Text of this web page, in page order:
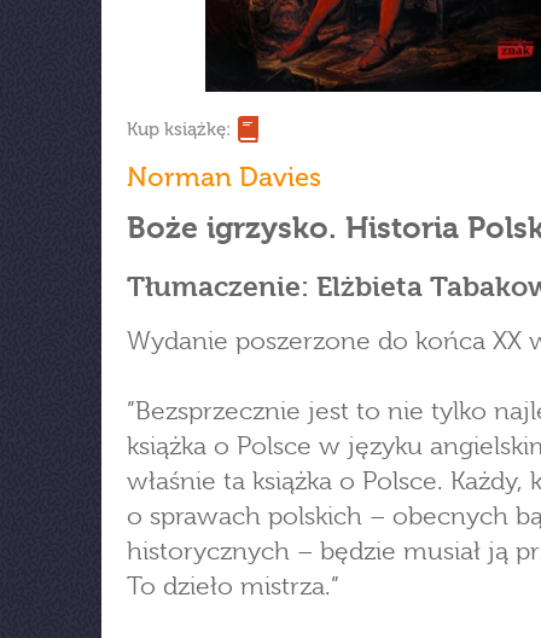
Kup książkę:
Norman Davies
Boże igrzysko. Historia
Tłumaczenie: Elżbieta
Wydanie poszerzone do końca XX
”Bezsprzecznie jest to nie tylko
książka o Polsce w języku
właśnie ta książka o Polsce. Każdy,
o sprawach polskich – obecnych
historycznych – będzie musiał ją
To dzieło mistrza.”